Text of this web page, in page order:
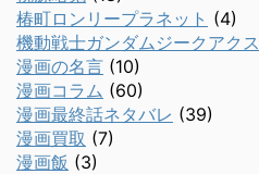
椿町ロンリープラネット (4)
機動戦士ガンダムジークアクス
漫画の名言 (10)
漫画コラム (60)
漫画最終話ネタバレ (39)
漫画買取 (7)
漫画飯 (3)